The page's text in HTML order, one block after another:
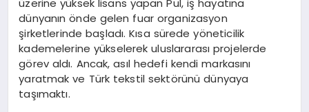
üzerine yüksek lisans yapan Pul, iş hayatına
dünyanın önde gelen fuar organizasyon
şirketlerinde başladı. Kısa sürede yöneticilik
kademelerine yükselerek uluslararası projelerde
görev aldı. Ancak, asıl hedefi kendi markasını
yaratmak ve Türk tekstil sektörünü dünyaya
taşımaktı.